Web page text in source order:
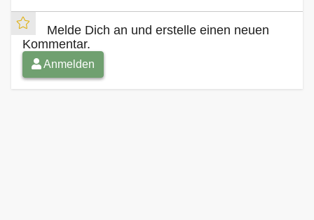
Melde Dich an und erstelle einen neuen
Kommentar.
Anmelden